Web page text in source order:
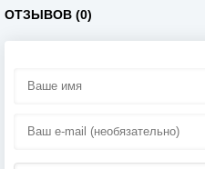
ОТЗЫВОВ (0)